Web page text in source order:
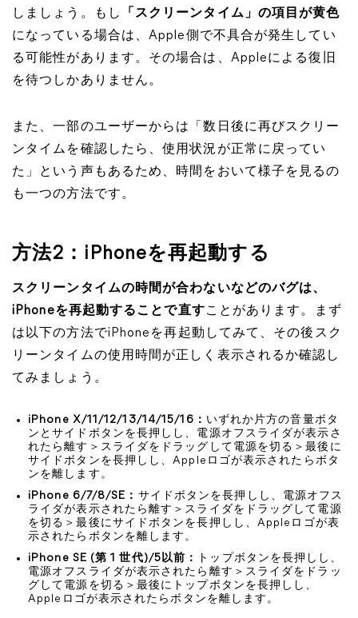
しましょう。もし
「スクリーンタイム」の項目が黄色
になっている場合は、Apple側で不具合が発生してい
る可能性があります。その場合は、Appleによる復旧
を待つしかありません。
また、一部のユーザーからは「数日後に再びスクリー
ンタイムを確認したら、使用状況が正常に戻ってい
た」という声もあるため、時間をおいて様子を見るの
も一つの方法です。
方法2：iPhoneを再起動する
スクリーンタイムの時間が合わないなどのバグは、
iPhoneを再起動することで直すことがあります。まず
は以下の方法でiPhoneを再起動してみて、その後スク
リーンタイムの使用時間が正しく表示されるか確認し
てみましょう。
iPhone X/11/12/13/14/15/16： いずれか片方の音量ボタ
ンとサイドボタンを長押しし、電源オフスライダが表示さ
れたら離す＞スライダをドラッグして電源を切る＞最後に
サイドボタンを長押しし、Appleロゴが表示されたらボタ
ンを離します。
iPhone 6/7/8/SE： サイドボタンを長押しし、電源オフス
ライダが表示されたら離す＞スライダをドラッグして電源
を切る＞最後にサイドボタンを長押しし、Appleロゴが表
示されたらボタンを離します。
iPhone SE (第 1 世代)/5以前：
トップボタンを長押しし、
電源オフスライダが表示されたら離す＞スライダをドラッ
グして電源を切る＞最後にトップボタンを長押しし、
Appleロゴが表示されたらボタンを離します。